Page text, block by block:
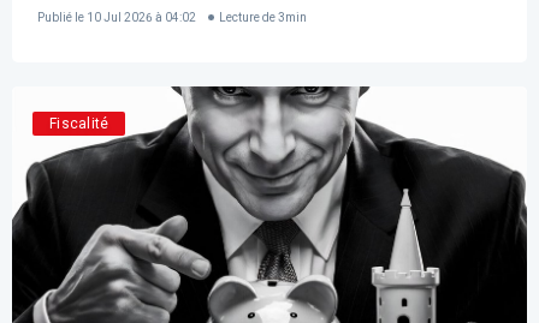
Publié le 10 Jul 2026 à 04:02 Lecture de 3min
Fiscalité